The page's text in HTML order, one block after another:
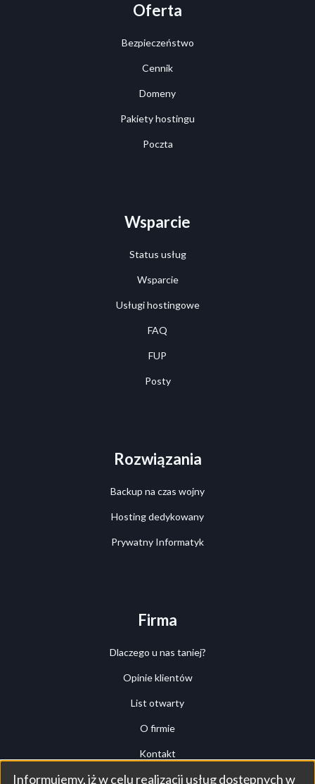
Oferta
Bezpieczeństwo
Cennik
Domeny
Pakiety hostingu
Poczta
Wsparcie
Status usług
Wsparcie
Usługi hostingowe
FAQ
FUP
Posty
Rozwiązania
Backup na czas wojny
Hosting dedykowany
Prywatny Informatyk
Firma
Dlaczego u nas taniej?
Opinie klientów
List otwarty
O firmie
Kontakt
Przegląd (tour)
Informujemy, iż w celu realizacji usług dostępnych w